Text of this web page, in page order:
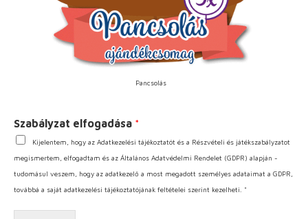
Pancsolás
Szabályzat elfogadása *
Kijelentem, hogy az Adatkezelési tájékoztatót és a Részvételi és játékszabályzatot
megismertem, elfogadtam és az Általános Adatvédelmi Rendelet (GDPR) alapján -
tudomásul veszem, hogy az adatkezelő a most megadott személyes adataimat a GDPR,
továbbá a saját adatkezelési tájékoztatójának feltételei szerint kezelheti. *